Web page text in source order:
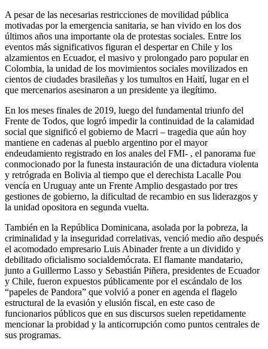
A pesar de las necesarias restricciones de movilidad pública
motivadas por la emergencia sanitaria, se han vivido en los dos
últimos años una importante ola de protestas sociales. Entre los
eventos más significativos figuran el despertar en Chile y los
alzamientos en Ecuador, el masivo y prolongado paro popular en
Colombia, la unidad de los movimientos sociales movilizados en
cientos de ciudades brasileñas y los tumultos en Haití, lugar en el
que mercenarios asesinaron a un presidente ya ilegítimo.
En los meses finales de 2019, luego del fundamental triunfo del
Frente de Todos, que logró impedir la continuidad de la calamidad
social que significó el gobierno de Macri – tragedia que aún hoy
mantiene en cadenas al pueblo argentino por el mayor
endeudamiento registrado en los anales del FMI- , el panorama fue
conmocionado por la funesta instauración de una dictadura violenta
y retrógrada en Bolivia al tiempo que el derechista Lacalle Pou
vencía en Uruguay ante un Frente Amplio desgastado por tres
gestiones de gobierno, la dificultad de recambio en sus liderazgos y
la unidad opositora en segunda vuelta.
También en la República Dominicana, asolada por la pobreza, la
criminalidad y la inseguridad correlativas, venció medio año después
el acomodado empresario Luis Abinader frente a un dividido y
debilitado oficialismo socialdemócrata. El flamante mandatario,
junto a Guillermo Lasso y Sebastián Piñera, presidentes de Ecuador
y Chile, fueron expuestos públicamente por el escándalo de los
“papeles de Pandora” que volvió a poner en agenda el flagelo
estructural de la evasión y elusión fiscal, en este caso de
funcionarios públicos que en sus discursos suelen repetidamente
mencionar la probidad y la anticorrupción como puntos centrales de
sus programas.